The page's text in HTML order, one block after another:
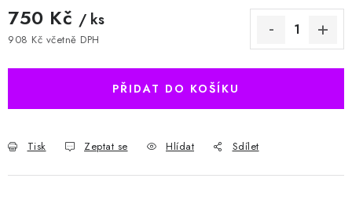
750 Kč / ks
908 Kč včetně DPH
PŘIDAT DO KOŠÍKU
Tisk Zeptat se Hlídat Sdílet